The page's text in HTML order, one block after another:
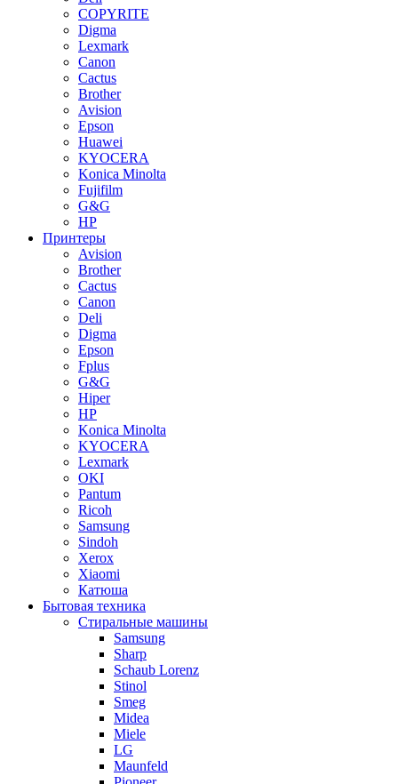
COPYRITE
Digma
Lexmark
Canon
Cactus
Brother
Avision
Epson
Huawei
KYOCERA
Konica Minolta
Fujifilm
G&G
HP
Принтеры
Avision
Brother
Cactus
Canon
Deli
Digma
Epson
Fplus
G&G
Hiper
HP
Konica Minolta
KYOCERA
Lexmark
OKI
Pantum
Ricoh
Samsung
Sindoh
Xerox
Xiaomi
Катюша
Бытовая техника
Стиральные машины
Samsung
Sharp
Schaub Lorenz
Stinol
Smeg
Midea
Miele
LG
Maunfeld